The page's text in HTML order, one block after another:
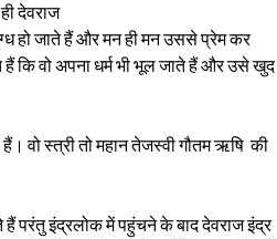
देवराज
हो जाते हैं और मन ही मन उससे प्रेम कर
कि वो अपना धर्म भी भूल जाते हैं और उसे खुद
वो स्त्री तो महान तेजस्वी गौतम ऋषि की
हैं परंतु इंद्रलोक में पहुंचने के बाद देवराज इंद्र